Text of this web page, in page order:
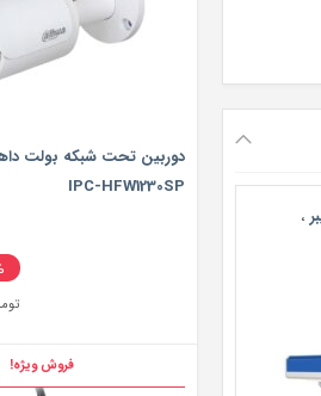
،
IPC-HFW1230SP
فروش ویژه!